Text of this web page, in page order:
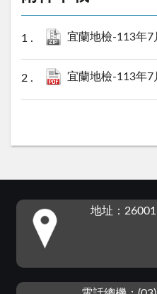
宜蘭地檢-113年7
宜蘭地檢-113年7
地址：